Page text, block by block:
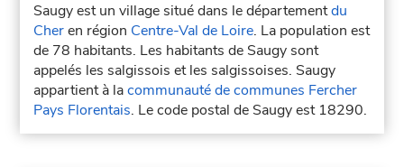
Saugy est un village situé dans le départementdu
Cheren région Centre-Val de Loire. La population est
de 78 habitants. Les habitants de Saugy sont
appelés les salgissois et les salgissoises. Saugy
appartient à lacommunauté de communes Fercher
Pays Florentais. Le code postal de Saugy est 18290.